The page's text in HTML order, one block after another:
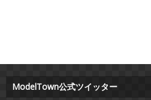
ModelTown公式ツイッター